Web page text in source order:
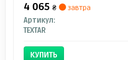
4 065 ₴
завтра
Артикул:
TEXTAR
КУПИТЬ